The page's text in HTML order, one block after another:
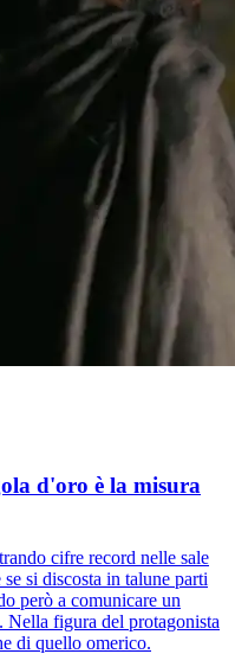
d'oro è la misura
cifre record nelle sale
si discosta in talune parti
però a comunicare un
Nella figura del protagonista
di quello omerico.